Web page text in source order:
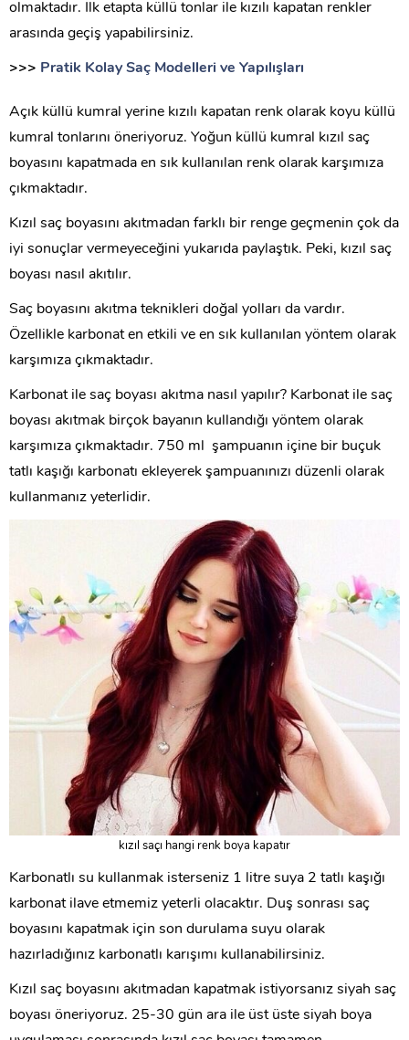
olmaktadır. İlk etapta küllü tonlar ile kızılı kapatan renkler
arasında geçiş yapabilirsiniz.
>>> Pratik Kolay Saç Modelleri ve Yapılışları
Açık küllü kumral yerine kızılı kapatan renk olarak koyu küllü
kumral tonlarını öneriyoruz. Yoğun küllü kumral kızıl saç
boyasını kapatmada en sık kullanılan renk olarak karşımıza
çıkmaktadır.
Kızıl saç boyasını akıtmadan farklı bir renge geçmenin çok da
iyi sonuçlar vermeyeceğini yukarıda paylaştık. Peki, kızıl saç
boyası nasıl akıtılır.
Saç boyasını akıtma teknikleri doğal yolları da vardır.
Özellikle karbonat en etkili ve en sık kullanılan yöntem olarak
karşımıza çıkmaktadır.
Karbonat ile saç boyası akıtma nasıl yapılır? Karbonat ile saç
boyası akıtmak birçok bayanın kullandığı yöntem olarak
karşımıza çıkmaktadır. 750 ml şampuanın içine bir buçuk
tatlı kaşığı karbonatı ekleyerek şampuanınızı düzenli olarak
kullanmanız yeterlidir.
kızıl saçı hangi renk boya kapatır
Karbonatlı su kullanmak isterseniz 1 litre suya 2 tatlı kaşığı
karbonat ilave etmemiz yeterli olacaktır. Duş sonrası saç
boyasını kapatmak için son durulama suyu olarak
hazırladığınız karbonatlı karışımı kullanabilirsiniz.
Kızıl saç boyasını akıtmadan kapatmak istiyorsanız siyah saç
boyası öneriyoruz. 25-30 gün ara ile üst üste siyah boya